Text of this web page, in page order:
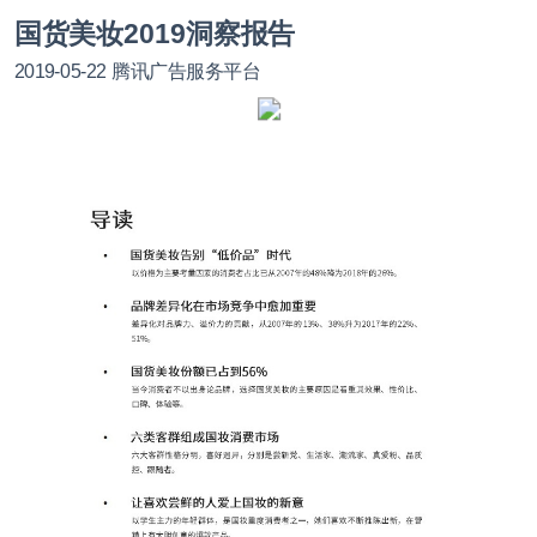
国货美妆2019洞察报告
2019-05-22 腾讯广告服务平台